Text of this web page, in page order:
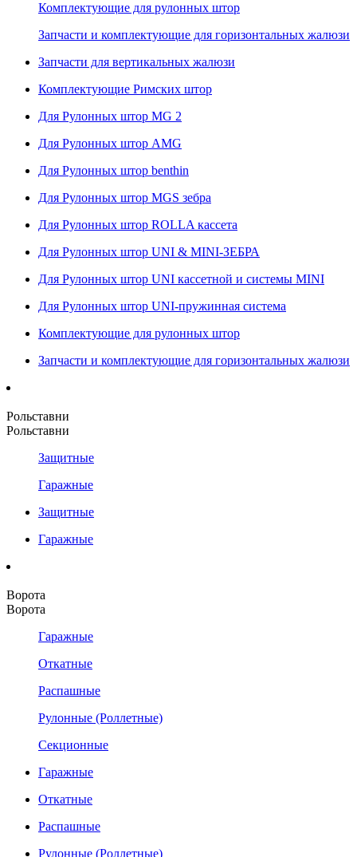
Комплектующие для рулонных штор
Запчасти и комплектующие для горизонтальных жалюзи
Запчасти для вертикальных жалюзи
Комплектующие Римских штор
Для Рулонных штор MG 2
Для Рулонных штор AMG
Для Рулонных штор benthin
Для Рулонных штор MGS зебра
Для Рулонных штор ROLLA кассета
Для Рулонных штор UNI & MINI-ЗЕБРА
Для Рулонных штор UNI кассетной и системы MINI
Для Рулонных штор UNI-пружинная система
Комплектующие для рулонных штор
Запчасти и комплектующие для горизонтальных жалюзи
Рольставни
Рольставни
Защитные
Гаражные
Защитные
Гаражные
Ворота
Ворота
Гаражные
Откатные
Распашные
Рулонные (Роллетные)
Секционные
Гаражные
Откатные
Распашные
Рулонные (Роллетные)